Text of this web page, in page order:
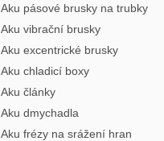
Aku pásové brusky na trubky
Aku vibrační brusky
Aku excentrické brusky
Aku chladicí boxy
Aku články
Aku dmychadla
Aku frézy na srážení hran